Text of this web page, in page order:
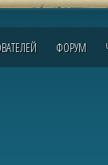
ФОРУМ